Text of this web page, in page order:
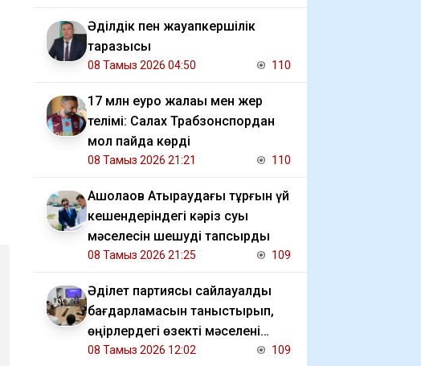
Әділдік пен жауапкершілік
таразысы
08 Тамыз 2026 04:50 110
17 млн еуро жалақы мен жер
телімі: Салах Трабзонспордан
мол пайда көрді
08 Тамыз 2026 21:21 110
​Ақшолақов Атыраудағы тұрғын үй
кешендеріндегі кәріз суы
мәселесін шешуді тапсырды
08 Тамыз 2026 21:25 109
Әділет партиясы сайлауалды
бағдарламасын таныстырып,
өңірлердегі өзекті мәселені
талқылады
08 Тамыз 2026 12:02 109